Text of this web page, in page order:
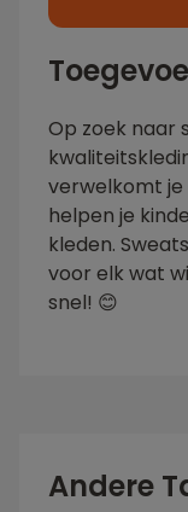
Op zoek naar
verwelkomt je
helpen je
kleden.
voor elk wat
snel! 😊
Andere